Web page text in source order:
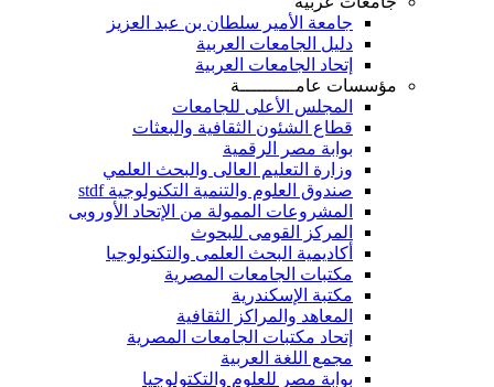
جامعة الأمير سلطان بن عبد العزيز
دليل الجامعات العربية
إتحاد الجامعات العربية
مؤسسات عامــــــــــة
المجلس الأعلى للجامعات
قطاع الشئون الثقافية والبعثات
بوابة مصر الرقمية
وزارة التعليم العالى والبحث العلمي
صندوق العلوم والتنمية التكنولوجية stdf
المشروعات الممولة من الإتحاد الأوروبى
المركز القومى للبحوث
أكاديمية البحث العلمى والتكنولوجيا
مكتبات الجامعات المصرية
مكتبة الإسكندرية
المعاهد والمراكز الثقافية
إتحاد مكتبات الجامعات المصرية
مجمع اللغة العربية
بوابة مصر للعلوم والتكتولوجيا